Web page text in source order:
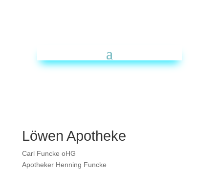
Löwen Apotheke
Carl Funcke oHG
Apotheker Henning Funcke